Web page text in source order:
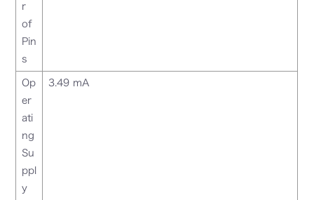
r
of
Pin
s
Op
er
ati
ng
Su
ppl
y
3.49 mA